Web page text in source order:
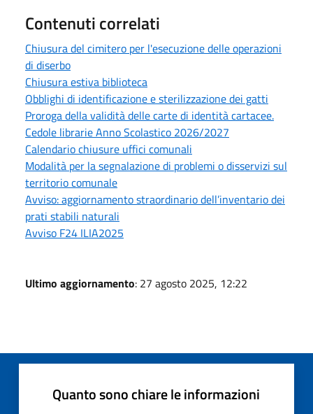
Contenuti correlati
Chiusura del cimitero per l'esecuzione delle operazioni
di diserbo
Chiusura estiva biblioteca
Obblighi di identificazione e sterilizzazione dei gatti
Proroga della validità delle carte di identità cartacee.
Cedole librarie Anno Scolastico 2026/2027
Calendario chiusure uffici comunali
Modalità per la segnalazione di problemi o disservizi sul
territorio comunale
Avviso: aggiornamento straordinario dell’inventario dei
prati stabili naturali
Avviso F24 ILIA2025
Ultimo aggiornamento: 27 agosto 2025, 12:22
Quanto sono chiare le informazioni